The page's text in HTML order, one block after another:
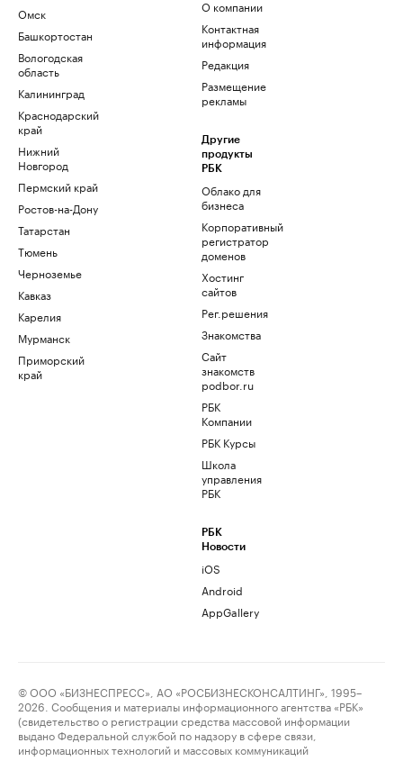
Омск
Башкортостан
Вологодская
область
Калининград
Краснодарский
край
Нижний
Новгород
Пермский край
Ростов-на-Дону
Татарстан
Тюмень
Черноземье
Кавказ
Карелия
Мурманск
Приморский
край
О компании
Контактная
информация
Редакция
Размещение
рекламы
Другие
продукты
РБК
Облако для
бизнеса
Корпоративный
регистратор
доменов
Хостинг
сайтов
Рег.решения
Знакомства
Сайт
знакомств
podbor.ru
РБК
Компании
РБК Курсы
Школа
управления
РБК
РБК
Новости
iOS
Android
AppGallery
© ООО «БИЗНЕСПРЕСС», АО «РОСБИЗНЕСКОНСАЛТИНГ», 1995–
2026. Сообщения и материалы информационного агентства «РБК»
(свидетельство о регистрации средства массовой информации
выдано Федеральной службой по надзору в сфере связи,
информационных технологий и массовых коммуникаций